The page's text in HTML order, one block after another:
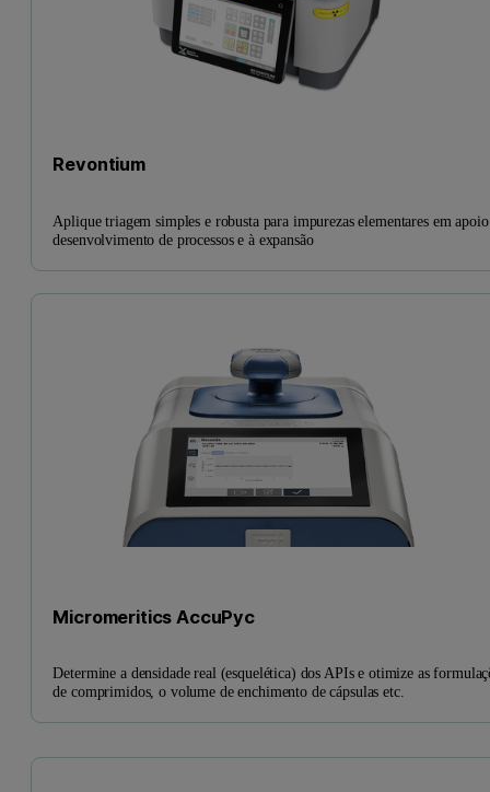
Revontium
Aplique triagem simples e robusta para impurezas elementares em
desenvolvimento de processos e à expansão
Micromeritics AccuPyc
Determine a densidade real (esquelética) dos APIs e otimize as
de comprimidos, o volume de enchimento de cápsulas etc.